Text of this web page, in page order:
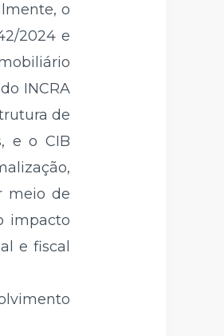
o
2024 e
INCRA
de
e o CIB
meio de
impacto
e fiscal